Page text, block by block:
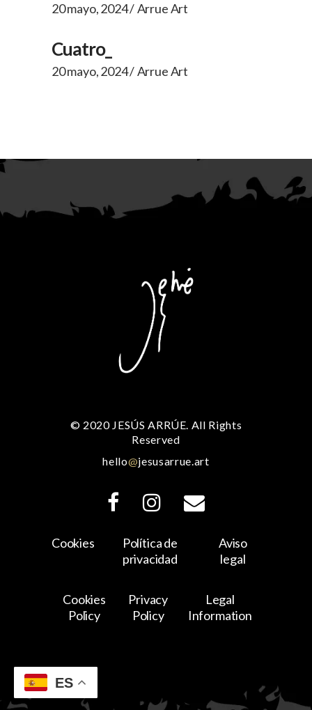
20 mayo, 2024 Arrue Art
Cuatro_
20 mayo, 2024 Arrue Art
© 2020 JESÚS ARRÚE. All Rights
Reserved
hello@jesusarrue.art
Cookies
Política de
privacidad
Aviso
legal
Cookies
Policy
Privacy
Policy
Legal
Information
ES